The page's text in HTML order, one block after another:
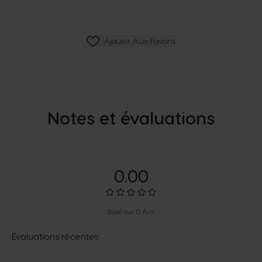
Ajouter Aux Favoris
Ajouter Aux Favoris
Notes et évaluations
0.00
Basé sur 0 Avis
Évaluations récentes